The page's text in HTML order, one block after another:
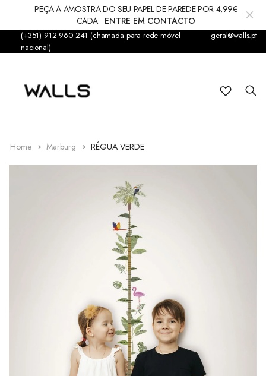
PEÇA A AMOSTRA DO SEU PAPEL DE PAREDE POR 4,99€
CADA. ENTRE EM CONTACTO
(+351) 912 960 241 (chamada para rede móvel
nacional)
geral@walls.pt
Home Marburg RÉGUA VERDE
Papel de Parede
Acessórios